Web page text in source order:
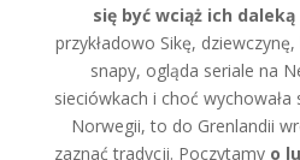
się być wciąż ich
przykładowo Sikę,
snapy, ogląda seriale na
sieciówkach i choć
Norwegii, to do Grenlandii
zaznać tradycji. Poczytamy o